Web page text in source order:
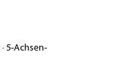
·5-Achsen-